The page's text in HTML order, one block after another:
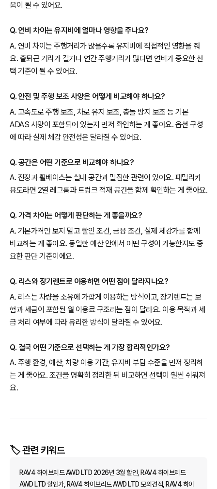
움이 될 수 있어요.
Q. 연비 차이는 유지비에 얼마나 영향을 주나요?
A. 연비 차이는 주행거리가 많을수록 유지비에 직접적인 영향을 줘
요. 출퇴근 거리가 길거나 연간 주행거리가 많다면 연비가 중요한 선
택 기준이 될 수 있어요.
Q. 안전 및 주행 보조 사양은 어떻게 비교해야 하나요?
A. 고속도로 주행 보조, 차로 유지 보조, 충돌 방지 보조 등 기본
ADAS 사양이 포함되어 있는지 먼저 확인하는 게 좋아요. 옵션 구성
에 따라 실제 체감 안전성은 달라질 수 있어요.
Q. 공간은 어떤 기준으로 비교해야 하나요?
A. 전장과 휠베이스는 실내 공간과 밀접한 관련이 있어요. 패밀리카
용도라면 2열 레그룸과 트렁크 적재 공간을 함께 확인하는 게 좋아요.
Q. 가격 차이는 어떻게 판단하는 게 좋을까요?
A. 기본가격만 보지 말고 할인 조건, 금융 조건, 실제 체감가를 함께
비교하는 게 좋아요. 동일한 예산 안에서 어떤 구성이 가능한지도 중
요한 판단 기준이에요.
Q. 리스와 장기렌트로 이용하면 어떤 점이 달라지나요?
A. 리스는 차량을 소유에 가깝게 이용하는 방식이고, 장기렌트는 보
험과 세금이 포함된 월 이용료 구조라는 점이 달라요. 이용 목적과 세
금 처리 여부에 따라 유리한 방식이 달라질 수 있어요.
Q. 결국 어떤 기준으로 선택하는 게 가장 합리적인가요?
A. 주행 환경, 예산, 차량 이용 기간, 유지비 부담 수준을 먼저 정리하
는 게 좋아요. 조건을 명확히 정리한 뒤 비교하면 선택이 훨씬 쉬워져
요.
🏷️ 관련 키워드
RAV4 하이브리드 AWD LTD 2026년 3월 할인, RAV4 하이브리드
AWD LTD 할인가, RAV4 하이브리드 AWD LTD 모의견적, RAV4 하이